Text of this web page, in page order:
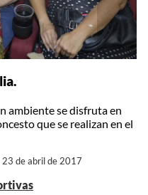
ambiente se disfruta en
que se realizan en el
23 de abril de 2017